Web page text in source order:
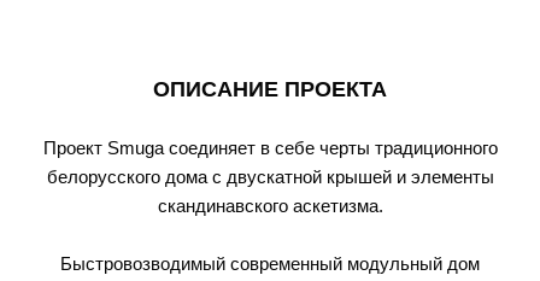
ОПИСАНИЕ ПРОЕКТА
Проект Smuga соединяет в себе черты традиционного
белорусского дома с двускатной крышей и элементы
скандинавского аскетизма.
Быстровозводимый современный модульный дом